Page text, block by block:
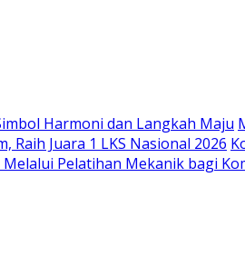
Harmoni dan Langkah Maju
Raih Juara 1 LKS Nasional 2026
Melalui Pelatihan Mekanik bagi